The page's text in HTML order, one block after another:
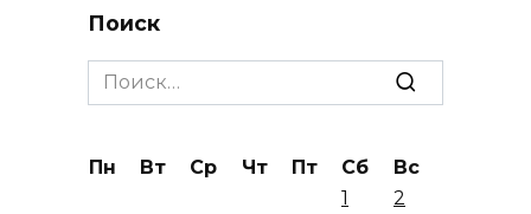
Поиск
Search
for:
Пн Вт Ср Чт Пт Сб
Вс
1
2